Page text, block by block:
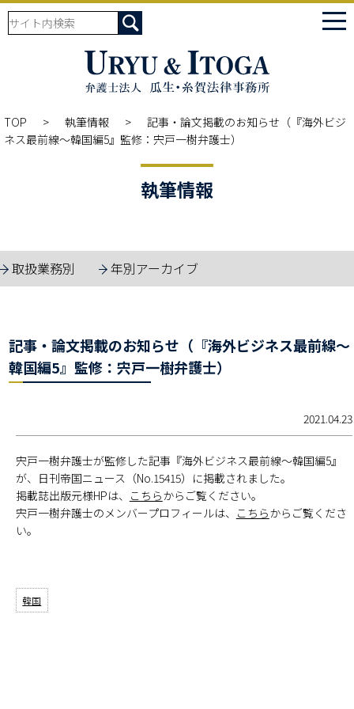
TOP 執筆情報
記事・論文掲載のお知らせ（『海外ビジ
ネス最前線～韓国編5』監修：宍戸一樹弁護士）
執筆情報
取扱業務別 年別アーカイブ
記事・論文掲載のお知らせ（『海外ビジネス最前線～
韓国編5』監修：宍戸一樹弁護士）
2021.04.23
宍戸一樹弁護士が監修した記事『海外ビジネス最前線～韓国編5』
が、日刊帝国ニュース（No.15415）に掲載されました。
掲載誌出版元様HPは、 こちらからご覧ください。
宍戸一樹弁護士のメンバープロフィールは、 こちらからご覧くださ
い。
韓国